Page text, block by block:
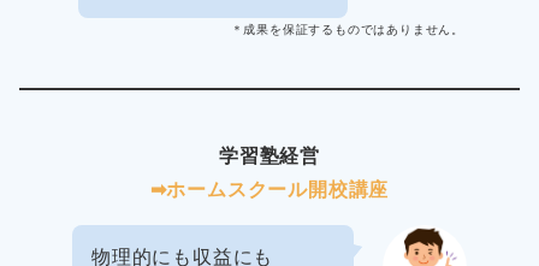
＊成果を保証するものではありません。
学習塾経営
➡︎ホームスクール開校講座
物理的にも収益にも